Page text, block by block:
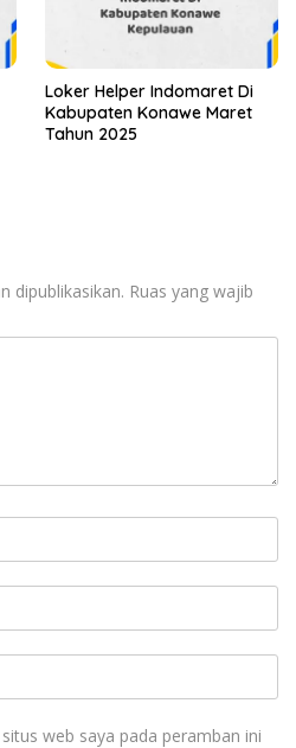
Loker Helper Indomaret Di
Kabupaten Konawe Maret
Tahun 2025
dipublikasikan. Ruas yang wajib
web saya pada peramban ini